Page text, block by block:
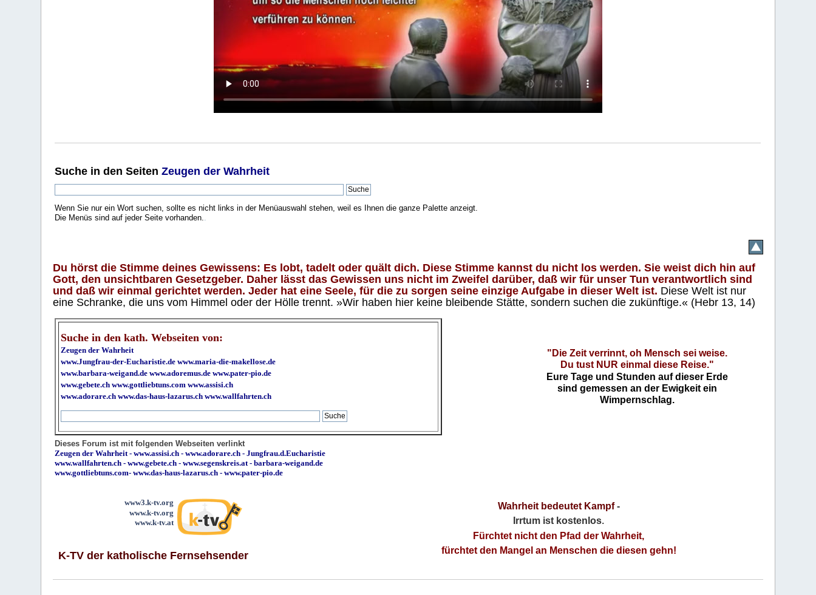
Suche in den SeitenZeugen der Wahrheit
Wenn Sie nur ein Wort suchen, sollte es nicht links in der Menüauswahl stehen, weil es Ihnen die ganze Palette anzeigt.
Die Menüs sind auf jeder Seite vorhanden.
Du hörst die Stimme deines Gewissens: Es lobt, tadelt oder quält dich. Diese Stimme kannst du nicht los werden. Sie weist dich hin auf
Gott, den unsichtbaren Gesetzgeber. Daher lässt das Gewissen uns nicht im Zweifel darüber, daß wir für unser Tun verantwortlich sind
und daß wir einmal gerichtet werden. Jeder hat eine Seele, für die zu sorgen seine einzige Aufgabe in dieser Welt ist. Diese Welt ist nur
eine Schranke, die uns vom Himmel oder der Hölle trennt. »Wir haben hier keine bleibende Stätte, sondern suchen die zukünftige.« (Hebr 13, 14)
Suche in den kath. Webseiten von:
Zeugen der Wahrheit
www.Jungfrau-der-Eucharistie.de www.maria-die-makellose.de
www.barbara-weigand.de www.adoremus.de www.pater-pio.de
www.gebete.ch www.gottliebtuns.com www.assisi.ch
www.adorare.ch www.das-haus-lazarus.ch www.wallfahrten.ch
"Die Zeit verrinnt, oh Mensch sei weise.
Du tust NUR einmal diese Reise."
Eure Tage und Stunden auf dieser Erde
sind gemessen an der Ewigkeit ein
Wimpernschlag.
Dieses Forum ist mit folgenden Webseiten verlinkt
Zeugen der Wahrheit -www.assisi.ch -www.adorare.ch -Jungfrau.d.Eucharistie
www.wallfahrten.ch -www.gebete.ch -www.segenskreis.at -barbara-weigand.de
www.gottliebtuns.com-www.das-haus-lazarus.ch - www.pater-pio.de
www3.k-tv.org
www.k-tv.org
www.k-tv.at
K-TV der katholische Fernsehsender
Wahrheit bedeutet Kampf-
Irrtum ist kostenlos.
Fürchtet nicht den Pfad der Wahrheit,
fürchtet den Mangel an Menschen die diesen gehn!